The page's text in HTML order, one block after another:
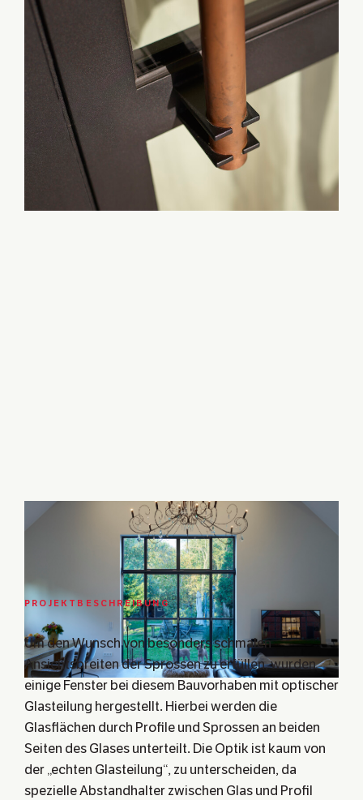
PROJEKTBESCHREIBUNG
Um den Wunsch von besonders schmalen
Ansichtsbreiten der Sprossen zu erfüllen, wurden
einige Fenster bei diesem Bauvorhaben mit optischer
Glasteilung hergestellt. Hierbei werden die
Glasflächen durch Profile und Sprossen an beiden
Seiten des Glases unterteilt. Die Optik ist kaum von
der „echten Glasteilung“, zu unterscheiden, da
spezielle Abstandhalter zwischen Glas und Profil